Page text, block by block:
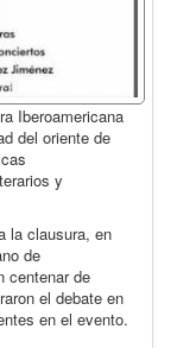
Iberoamericana
del oriente de
y
la clausura, en
de
centenar de
el debate en
en el evento.